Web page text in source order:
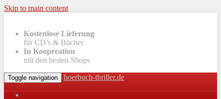
Skip to main content
Kostenlose Lieferung
für CD’s & Bücher
In Kooperation
mit den besten Shops
Toggle navigation hoerbuch-thriller.de